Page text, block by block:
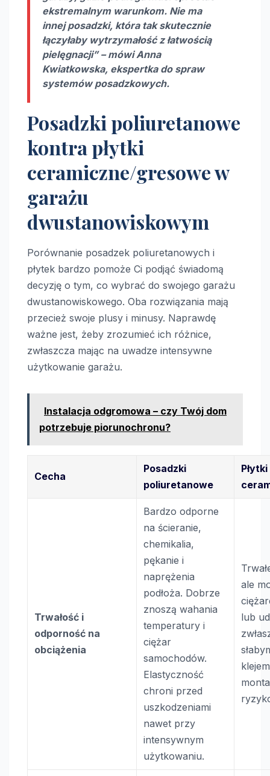
ekstremalnym warunkom. Nie ma
innej posadzki, która tak skutecznie
łączyłaby wytrzymałość z łatwością
pielęgnacji” – mówi Anna
Kwiatkowska, ekspertka do spraw
systemów posadzkowych.
Posadzki poliuretanowe
kontra płytki
ceramiczne/gresowe w
garażu
dwustanowiskowym
Porównanie posadzek poliuretanowych i
płytek bardzo pomoże Ci podjąć świadomą
decyzję o tym, co wybrać do swojego garażu
dwustanowiskowego. Oba rozwiązania mają
przecież swoje plusy i minusy. Naprawdę
ważne jest, żeby zrozumieć ich różnice,
zwłaszcza mając na uwadze intensywne
użytkowanie garażu.
Instalacja odgromowa – czy Twój dom
potrzebuje piorunochronu?
Cecha
Posadzki
poliuretanowe
Płytki
Trwałość i
odporność na
obciążenia
Bardzo odporne
na ścieranie,
chemikalia,
pękanie i
naprężenia
podłoża. Dobrze
znoszą wahania
temperatury i
ciężar
samochodów.
Elastyczność
chroni przed
uszkodzeniami
nawet przy
intensywnym
użytkowaniu.
ale
lub